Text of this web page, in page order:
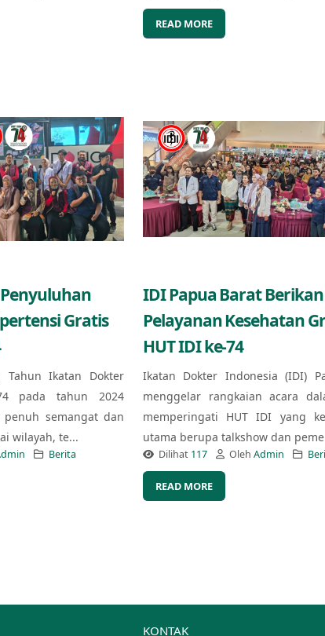
READ MORE
Gratis
Tahun Ikatan Dokter
pada tahun 2024
semangat dan
wilayah, te...
Berita
IDI Papua Barat Berikan
Pelayanan Kesehatan
HUT IDI ke-74
Ikatan Dokter Indonesia (IDI)
menggelar rangkaian acara
memperingati HUT IDI yang
utama berupa talkshow dan
Dilihat 117 Oleh Admin
READ MORE
KONTAK